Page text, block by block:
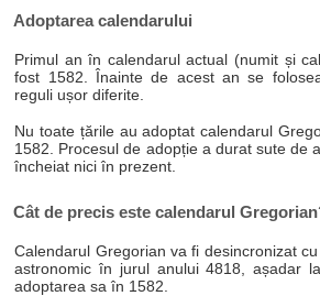
Adoptarea calendarului
Primul an în calendarul actual (numit și
fost 1582. Înainte de acest an se
reguli ușor diferite.
Nu toate țările au adoptat calendarul
1582. Procesul de adopție a durat sute de
încheiat nici în prezent.
Cât de precis este calendarul
Calendarul Gregorian va fi desincronizat
astronomic în jurul anului 4818, așadar
adoptarea sa în 1582.